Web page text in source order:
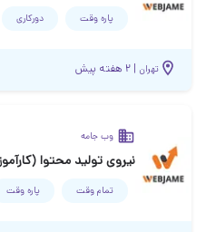
پاره وقت دورکاری
تهران | ۲ هفته پیش
وب جامه
تمام وقت پاره وقت